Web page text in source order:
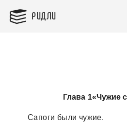
РИДЛИ
Глава 1«Чужие
Сaпоги были чужие.